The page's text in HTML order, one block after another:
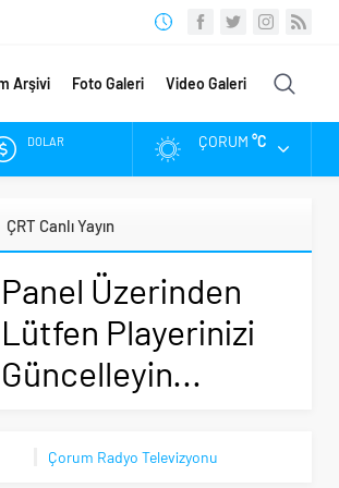
Arşivi Foto Galeri Video Galeri
DOLAR
ALTIN
BIST
ÇORUM °C
ÇRT Canlı Yayın
Panel Üzerinden
Lütfen Playerinizi
Güncelleyin...
Çorum Radyo Televizyonu